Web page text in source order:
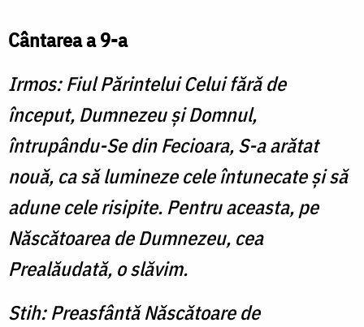
Cântarea a 9-a
Irmos: Fiul Părintelui Celui fără de
început, Dumnezeu şi Domnul,
întrupându-Se din Fecioara, S-a arătat
nouă, ca să lumineze cele întunecate şi să
adune cele risipite. Pentru aceasta, pe
Născătoarea de Dumnezeu, cea
Prealăudată, o slăvim.
Stih: Preasfântă Născătoare de